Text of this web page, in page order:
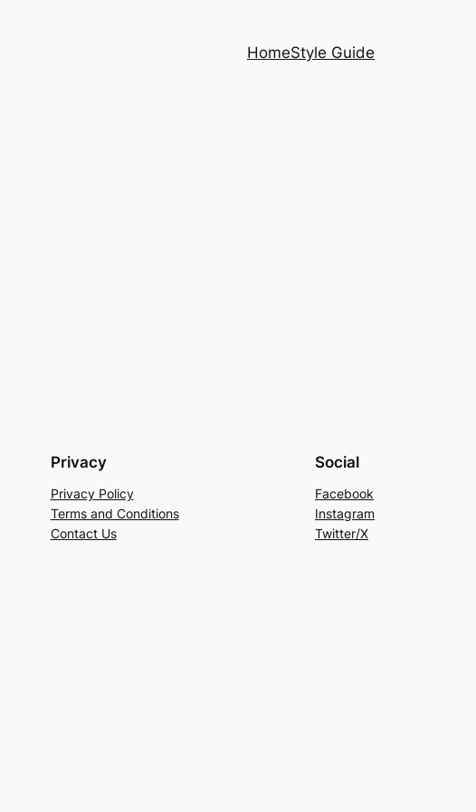
HomeStyle Guide
Privacy
Privacy Policy
Terms and Conditions
Contact Us
Social
Facebook
Instagram
Twitter/X